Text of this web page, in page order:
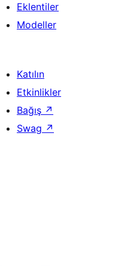
Eklentiler
Modeller
Katılın
Etkinlikler
Bağış ↗
Swag ↗